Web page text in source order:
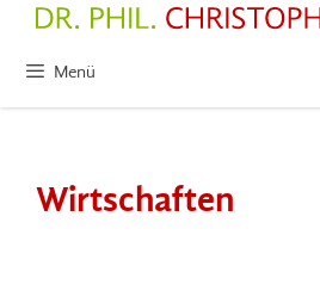
springenMenü
Wirtschaften